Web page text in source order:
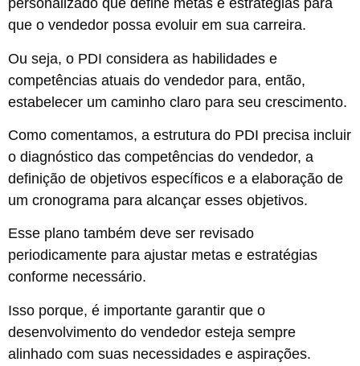
personalizado que define metas e estratégias para
que o vendedor possa evoluir em sua carreira.
Ou seja, o PDI considera as habilidades e
competências atuais do vendedor para, então,
estabelecer um caminho claro para seu crescimento.
Como comentamos, a estrutura do PDI precisa incluir
o diagnóstico das competências do vendedor, a
definição de objetivos específicos e a elaboração de
um cronograma para alcançar esses objetivos.
Esse plano também deve ser revisado
periodicamente para ajustar metas e estratégias
conforme necessário.
Isso porque, é importante garantir que o
desenvolvimento do vendedor esteja sempre
alinhado com suas necessidades e aspirações.